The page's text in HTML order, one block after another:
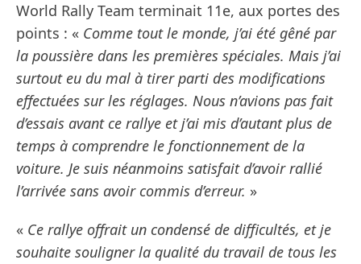
World Rally Team terminait 11e, aux portes des
points : « Comme tout le monde, j’ai été gêné par
la poussière dans les premières spéciales. Mais j’ai
surtout eu du mal à tirer parti des modifications
effectuées sur les réglages. Nous n’avions pas fait
d’essais avant ce rallye et j’ai mis d’autant plus de
temps à comprendre le fonctionnement de la
voiture. Je suis néanmoins satisfait d’avoir rallié
l’arrivée sans avoir commis d’erreur. »
« Ce rallye offrait un condensé de difficultés, et je
souhaite souligner la qualité du travail de tous les